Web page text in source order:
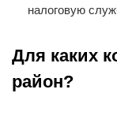
налоговую
Для каких
район?